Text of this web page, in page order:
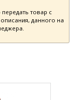
товар с
данного на